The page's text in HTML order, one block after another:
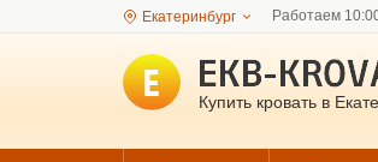
Екатеринбург Работаем
Купить кровать в